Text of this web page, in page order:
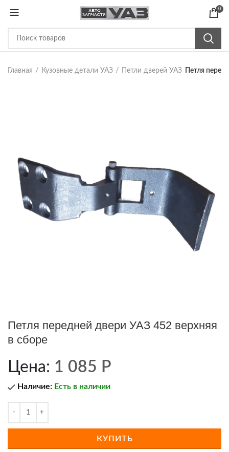
0
Главная Кузовные детали УАЗ Петли дверей УАЗ Петля
Петля передней двери УАЗ 452 верхняя
в сборе
Цена: 1 085 Р
Наличие: Есть в наличии
КУПИТЬ